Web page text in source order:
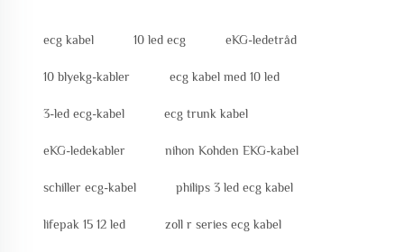
ecg kabel 10 led ecg eKG-ledetråd
10 blyekg-kabler ecg kabel med 10 led
3-led ecg-kabel ecg trunk kabel
eKG-ledekabler nihon Kohden EKG-kabel
schiller ecg-kabel philips 3 led ecg kabel
lifepak 15 12 led zoll r series ecg kabel